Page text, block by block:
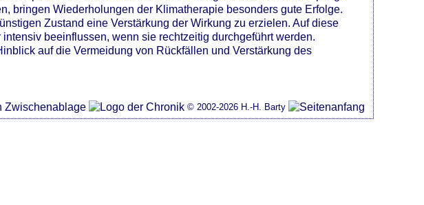
bringen Wiederholungen der Klimatherapie besonders gute Erfolge.
Zustand eine Verstärkung der Wirkung zu erzielen. Auf diese
beeinflussen, wenn sie rechtzeitig durchgeführt werden.
auf die Vermeidung von Rückfällen und Verstärkung des
© 2002-2026 H.-H. Barty